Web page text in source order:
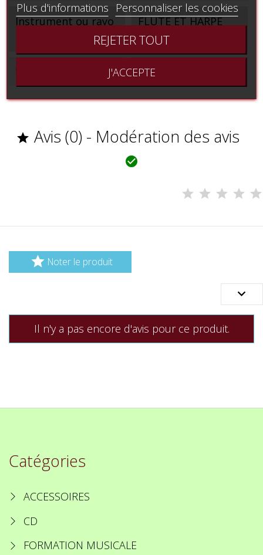
Instrument ou rayo
FLUTE ET HARPE
HARPE ET FLUTE
Partition imprimée
 Avis (0) - Modération des avis

 Noter le produit

Il n'y a pas encore d'avis pour ce produit.
Catégories
ACCESSOIRES
CD
FORMATION MUSICALE
Plus d'informations
Personnaliser les cookies
REJETER TOUT
J'ACCEPTE